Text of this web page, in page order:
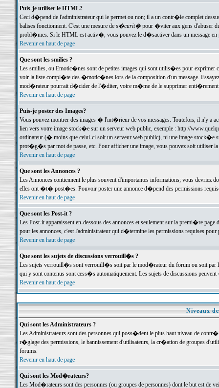
Puis-je utiliser le HTML?
Ceci d�pend de l'administrateur qui le permet ou non; il a un contr�le complet
balises fonctionnent. C'est une mesure de s�curit�pour �viter aux gens d'abuser
probl�mes. Si le HTML est activ�, vous pouvez le d�sactiver dans un message en
Revenir en haut de page
Que sont les smilies ?
Les smilies, ou Emotic�nes sont de petites images qui sont utilis�es pour exprimer
voir la liste compl�te des �motic�nes lors de la composition d'un message.
mod�rateur pourrait d�cider de l'�diter, voire m�me de le supprimer
Revenir en haut de page
Puis-je poster des Images?
Vous pouvez montrer des images � l'int�rieur de vos messages. Toutefois, il n'y a
lien vers votre image stock�e sur un serveur web public, exemple : http://
ordinateur (� moins que celui-ci soit un serveur web public), ni une image stock�e
prot�g�s par mot de passe, etc. Pour afficher une image, vous pouvez soit
Revenir en haut de page
Que sont les Annonces ?
Les Annonces contiennent le plus souvent d'importantes informations; vous devriez
elles ont �t� post�es. Pouvoir poster une annonce d�pend des permissions
Revenir en haut de page
Que sont les Post-it ?
Les Post-it apparaissent en-dessous des annonces et seulement sur la premi�re
pour les annonces, c'est l'administrateur qui d�termine les permissions requises pour
Revenir en haut de page
Que sont les sujets de discussions verrouill�s ?
Les sujets verrouill�s sont verrouill�s soit par le mod�rateur du forum ou soit par
qui y sont contenus sont cess�s automatiquement. Les sujets de discussions
Revenir en haut de page
Niveaux
Qui sont les Administrateurs ?
Les Administrateurs sont des personnes qui poss�dent le plus haut niveau de
r�glage des permissions, le bannissement d'utilisateurs, la cr�ation de groupes
forums.
Revenir en haut de page
Qui sont les Mod�rateurs?
Les Mod�rateurs sont des personnes (ou groupes de personnes) dont le but est de